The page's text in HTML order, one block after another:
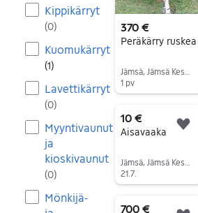
Kippikärryt
(0)
Kuomukärryt
(1)
Lavettikärryt
(0)
Myyntivaunut
ja
kioskivaunut
(0)
Mönkijä-
370 €
Peräkärry ruskea
1 pv
10 €
Aisavaaka
21.7.
700 €